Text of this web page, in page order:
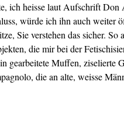
ich heisse laut Aufschrift Don
würde ich ihn auch weiter
Sie verstehen das sicher. So
die mir bei der
gearbeitete Muffen, ziselierte
die an alte, weisse